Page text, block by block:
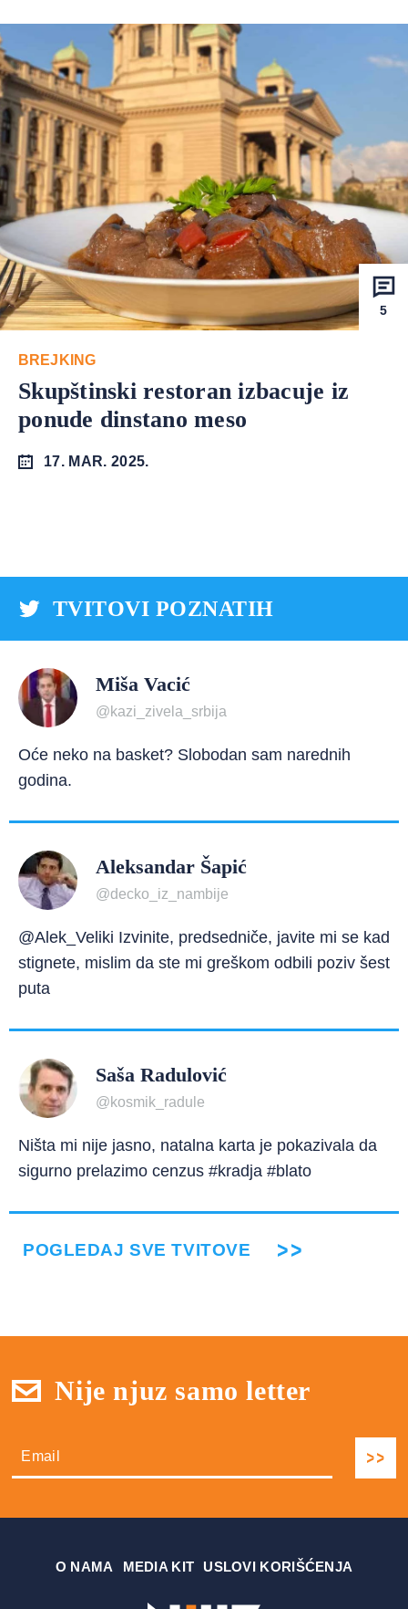
5
BREJKING
Skupštinski restoran izbacuje iz
ponude dinstano meso
17. MAR. 2025.
TVITOVI POZNATIH
Miša Vacić
@kazi_zivela_srbija
Oće neko na basket? Slobodan sam narednih
godina.
Aleksandar Šapić
@decko_iz_nambije
@Alek_Veliki Izvinite, predsedniče, javite mi se kad
stignete, mislim da ste mi greškom odbili poziv šest
puta
Saša Radulović
@kosmik_radule
Ništa mi nije jasno, natalna karta je pokazivala da
sigurno prelazimo cenzus #kradja #blato
POGLEDAJ SVE TVITOVE
Nije njuz samo letter
О NAMA MEDIA KIT USLOVI KORIŠĆENJA